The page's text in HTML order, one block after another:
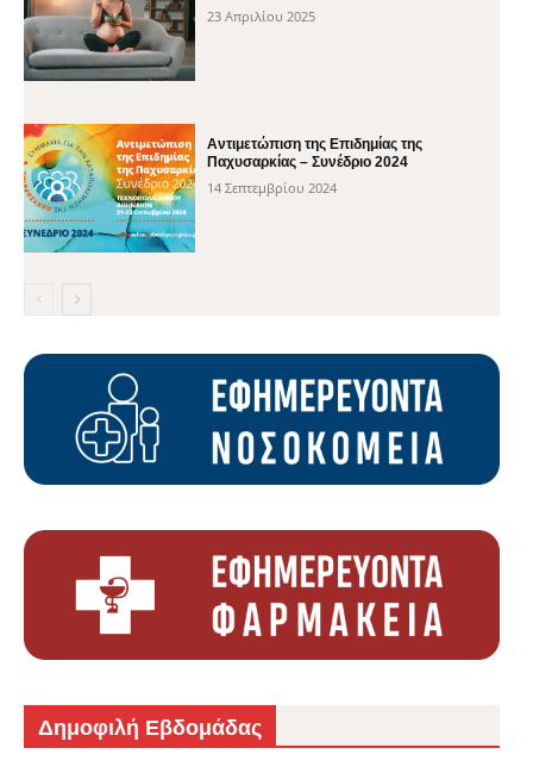
23 Απριλίου 2025
Αντιμετώπιση της Επιδημίας της
Παχυσαρκίας – Συνέδριο 2024
14 Σεπτεμβρίου 2024
Δημοφιλή Εβδομάδας